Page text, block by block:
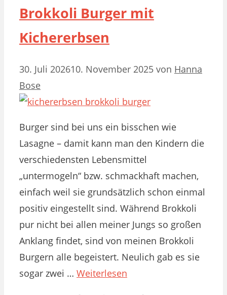
Brokkoli Burger mit
Kichererbsen
30. Juli 202610. November 2025 von Hanna
Bose
Burger sind bei uns ein bisschen wie
Lasagne – damit kann man den Kindern die
verschiedensten Lebensmittel
„untermogeln“ bzw. schmackhaft machen,
einfach weil sie grundsätzlich schon einmal
positiv eingestellt sind. Während Brokkoli
pur nicht bei allen meiner Jungs so großen
Anklang findet, sind von meinen Brokkoli
Burgern alle begeistert. Neulich gab es sie
sogar zwei … Weiterlesen